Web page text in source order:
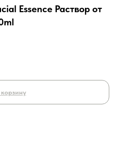
Essence Раствор от